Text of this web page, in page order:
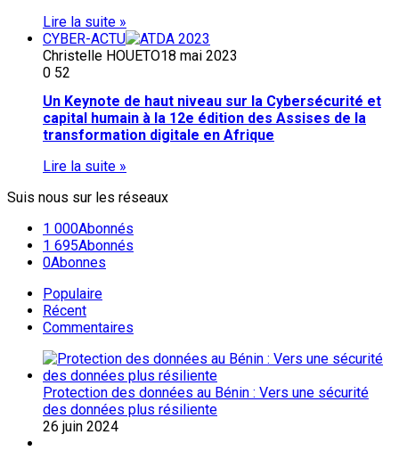
Lire la suite »
CYBER-ACTU
Christelle HOUETO18 mai 2023
0 52
Un Keynote de haut niveau sur la Cybersécurité et
capital humain à la 12e édition des Assises de la
transformation digitale en Afrique
Lire la suite »
Suis nous sur les réseaux
1 000Abonnés
1 695Abonnés
0Abonnes
Populaire
Récent
Commentaires
Protection des données au Bénin : Vers une sécurité
des données plus résiliente
26 juin 2024